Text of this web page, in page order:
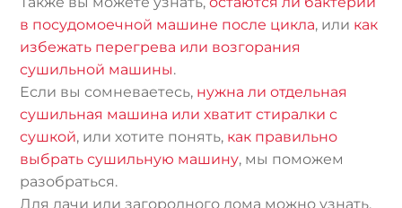
в посудомоечной машине после цикла, или как
избежать перегрева или возгорания
сушильной машины.
Если вы сомневаетесь, нужна ли отдельная
сушильная машина или хватит стиралки с
сушкой, или хотите понять, как правильно
выбрать сушильную машину, мы поможем
разобраться.
Для дачи или загородного дома можно узнать,